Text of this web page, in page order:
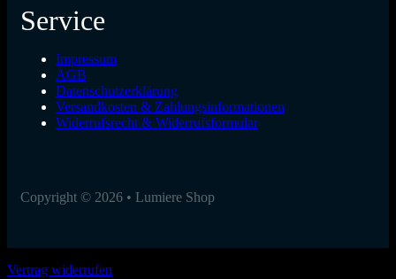
Service
Impressum
AGB
Datenschutzerklärung
Versandkosten & Zahlungsinformationen
Widerrufsrecht & Widerrufsformular
Copyright © 2026 • Lumiere Shop
Vertrag widerrufen